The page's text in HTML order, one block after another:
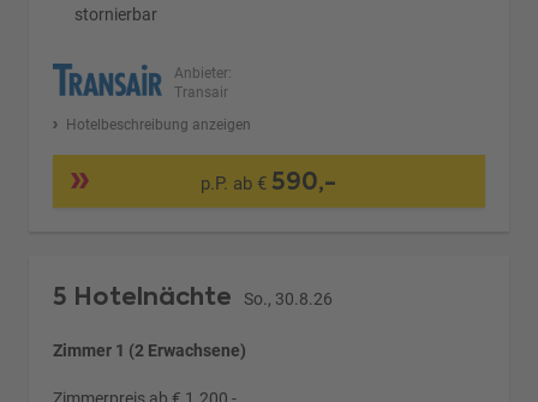
stornierbar
Anbieter:
Transair
Hotelbeschreibung anzeigen
p.P. ab € 590,-
5 Hotelnächte So., 30.8.26
Zimmer 1 (2 Erwachsene)